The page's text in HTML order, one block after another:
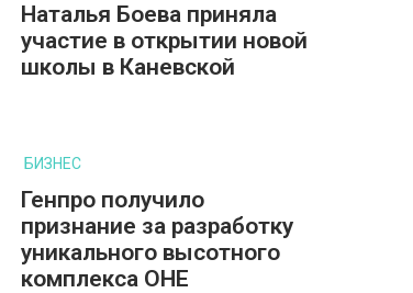
Наталья Боева приняла
участие в открытии новой
школы в Каневской
БИЗНЕС
Генпро получило
признание за разработку
уникального высотного
комплекса ОНЕ